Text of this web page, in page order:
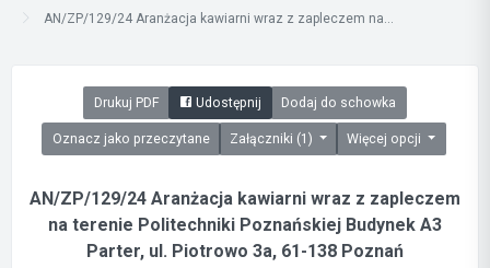
AN/ZP/129/24 Aranżacja kawiarni wraz z zapleczem na...
Drukuj PDF Udostępnij Dodaj do schowka
Oznacz jako przeczytane Załączniki (1) Więcej opcji
AN/ZP/129/24 Aranżacja kawiarni wraz z zapleczem
na terenie Politechniki Poznańskiej Budynek A3
Parter, ul. Piotrowo 3a, 61-138 Poznań